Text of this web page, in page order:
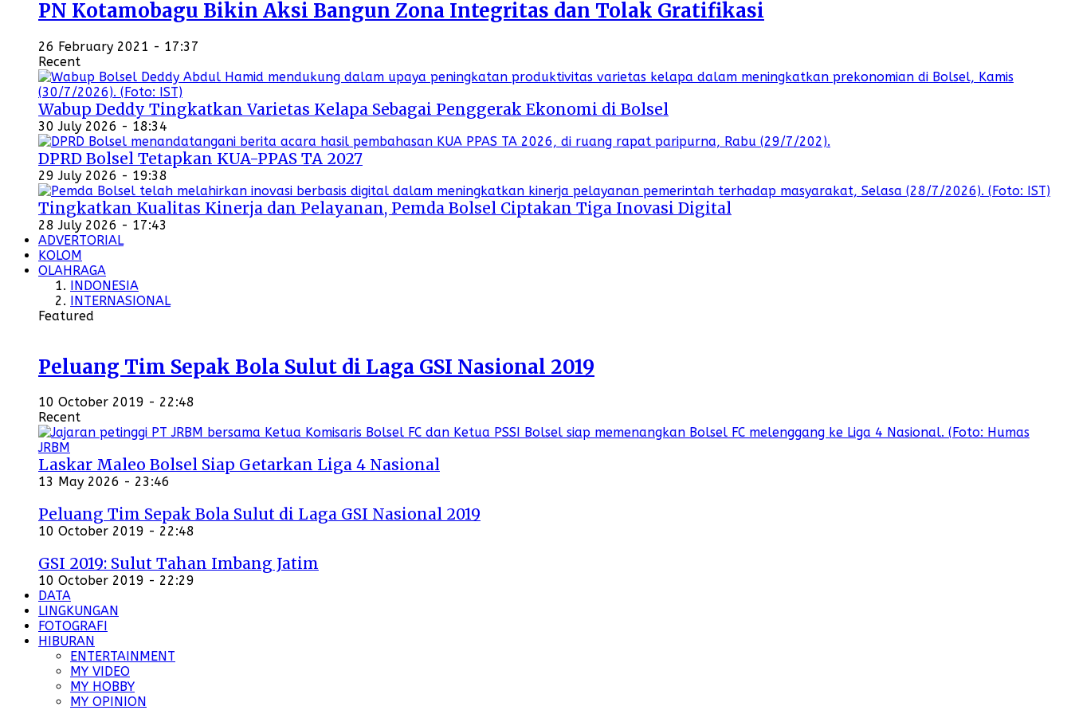
PN Kotamobagu Bikin Aksi Bangun Zona Integritas dan Tolak Gratifikasi
26 February 2021 - 17:37
Recent
Wabup Deddy Tingkatkan Varietas Kelapa Sebagai Penggerak Ekonomi di Bolsel
30 July 2026 - 18:34
DPRD Bolsel Tetapkan KUA-PPAS TA 2027
29 July 2026 - 19:38
Tingkatkan Kualitas Kinerja dan Pelayanan, Pemda Bolsel Ciptakan Tiga Inovasi Digital
28 July 2026 - 17:43
ADVERTORIAL
KOLOM
OLAHRAGA
INDONESIA
INTERNASIONAL
Featured
Peluang Tim Sepak Bola Sulut di Laga GSI Nasional 2019
10 October 2019 - 22:48
Recent
Laskar Maleo Bolsel Siap Getarkan Liga 4 Nasional
13 May 2026 - 23:46
Peluang Tim Sepak Bola Sulut di Laga GSI Nasional 2019
10 October 2019 - 22:48
GSI 2019: Sulut Tahan Imbang Jatim
10 October 2019 - 22:29
DATA
LINGKUNGAN
FOTOGRAFI
HIBURAN
ENTERTAINMENT
MY VIDEO
MY HOBBY
MY OPINION